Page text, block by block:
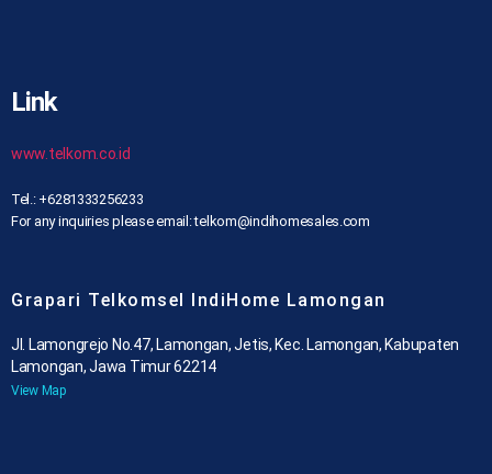
Link
www.telkom.co.id
Tel.: +6281333256233
For any inquiries please email: telkom@indihomesales.com
Grapari Telkomsel IndiHome Lamongan
Jl. Lamongrejo No.47, Lamongan, Jetis, Kec. Lamongan, Kabupaten
Lamongan, Jawa Timur 62214
View Map